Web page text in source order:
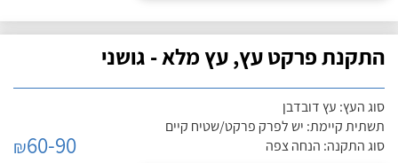
התקנת פרקט עץ, עץ מלא - גושני
סוג העץ: עץ דובדבן
תשתית קיימת: יש לפרק פרקט/שטיח קיים
סוג התקנה: הנחה צפה
₪60-90